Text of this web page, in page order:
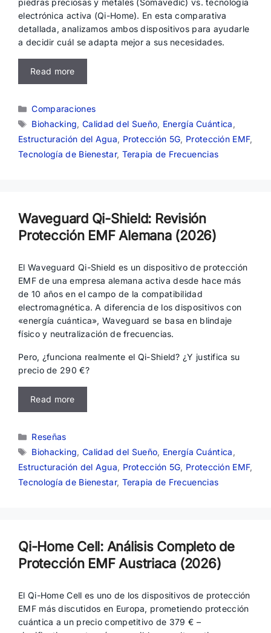
piedras preciosas y metales (Somavedic) vs. tecnología
electrónica activa (Qi-Home). En esta comparativa
detallada, analizamos ambos dispositivos para ayudarle
a decidir cuál se adapta mejor a sus necesidades.
Read more
Categorías
Comparaciones
Etiquetas
Biohacking, Calidad del Sueño, Energía Cuántica ,
Estructuración del Agua, Protección 5G, Protección EMF,
Tecnología de Bienestar, Terapia de Frecuencias
Waveguard Qi-Shield: Revisión
Protección EMF Alemana (2026)
El Waveguard Qi-Shield es un dispositivo de protección
EMF de una empresa alemana activa desde hace más
de 10 años en el campo de la compatibilidad
electromagnética. A diferencia de los dispositivos con
«energía cuántica», Waveguard se basa en blindaje
físico y neutralización de frecuencias.
Pero, ¿funciona realmente el Qi-Shield? ¿Y justifica su
precio de 290 €?
Read more
Categorías
Reseñas
Etiquetas
Biohacking, Calidad del Sueño, Energía Cuántica ,
Estructuración del Agua, Protección 5G, Protección EMF,
Tecnología de Bienestar, Terapia de Frecuencias
Qi-Home Cell: Análisis Completo de
Protección EMF Austriaca (2026)
El Qi-Home Cell es uno de los dispositivos de protección
EMF más discutidos en Europa, prometiendo protección
cuántica a un precio competitivo de 379 € –